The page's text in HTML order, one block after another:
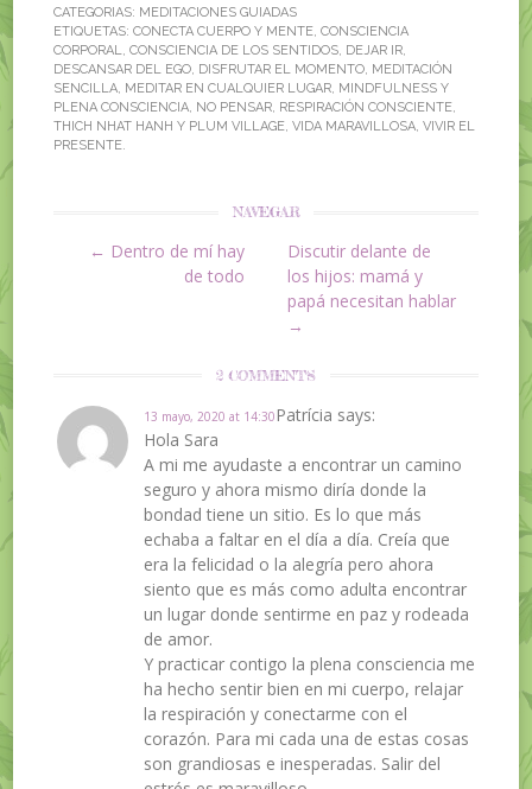
CATEGORIAS: MEDITACIONES GUIADAS
ETIQUETAS:CONECTA CUERPO Y MENTE,CONSCIENCIA
CORPORAL,CONSCIENCIA DE LOS SENTIDOS, DEJAR IR,
DESCANSAR DEL EGO, DISFRUTAR EL MOMENTO, MEDITACIÓN
SENCILLA, MEDITAR EN CUALQUIER LUGAR, MINDFULNESS Y
PLENA CONSCIENCIA, NO PENSAR, RESPIRACIÓN CONSCIENTE,
THICH NHAT HANH Y PLUM VILLAGE,VIDA MARAVILLOSA,VIVIR EL
PRESENTE.
Post navigation
NAVEGAR
← Dentro de mí hay
de todo
Discutir delante de
los hijos: mamá y
papá necesitan hablar
→
2 COMMENTS
Patrícia says:
13 mayo, 2020 at 14:30
Hola Sara
A mi me ayudaste a encontrar un camino
seguro y ahora mismo diría donde la
bondad tiene un sitio. Es lo que más
echaba a faltar en el día a día. Creía que
era la felicidad o la alegría pero ahora
siento que es más como adulta encontrar
un lugar donde sentirme en paz y rodeada
de amor.
Y practicar contigo la plena consciencia me
ha hecho sentir bien en mi cuerpo, relajar
la respiración y conectarme con el
corazón. Para mi cada una de estas cosas
son grandiosas e inesperadas. Salir del